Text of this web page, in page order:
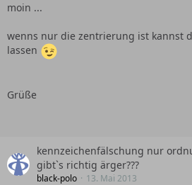
moin ...
wenns nur die zentrierung ist kannst
lassen
Grüße
kennzeichenfälschung nur
gibt`s richtig ärger???
black-polo 13. Mai 2013